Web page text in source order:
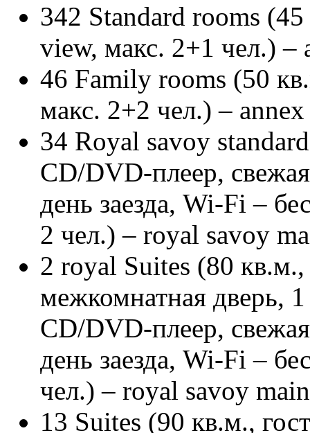
342 Standard rooms
view, макс. 2+1 чел.) –
46 Family rooms (50
макс. 2+2 чел.) –
34 Royal savoy
CD/DVD-плеер,
день заезда, Wi-Fi –
2 чел.) – royal savoy
2 royal Suites (80 кв.м.,
межкомнатная дверь,
CD/DVD-плеер,
день заезда, Wi-Fi –
чел.) – royal savoy
13 Suites (90 кв.м.,